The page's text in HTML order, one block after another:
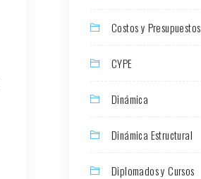
Costos y Presupuestos
CYPE
Dinámica
Dinámica Estructural
Diplomados y Cursos